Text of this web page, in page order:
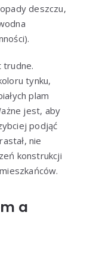
deszczu,
trudne.
tynku,
plam
jest, aby
podjąć
nie
konstrukcji
a